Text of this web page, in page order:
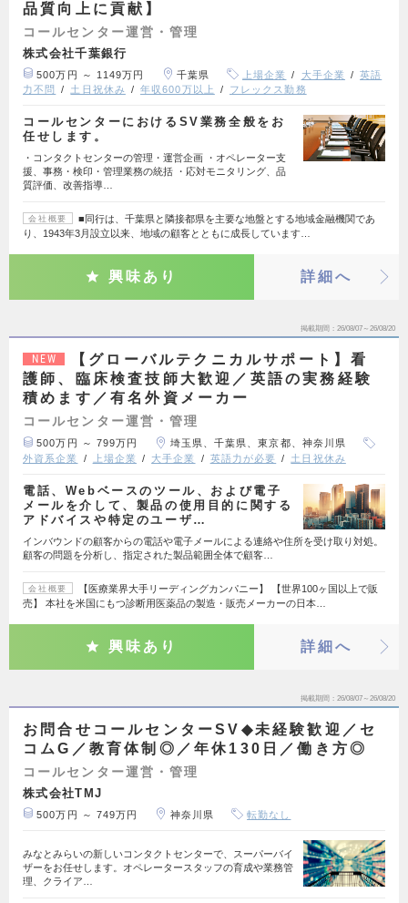
品質向上に貢献】
コールセンター運営・管理
株式会社千葉銀行
500万円 ～ 1149万円 千葉県 上場企業 大手企業
英語
力不問
土日祝休み 年収600万以上 フレックス勤務
コールセンターにおけるSV業務全般をお
任せします。
・コンタクトセンターの管理・運営企画 ・オペレーター支
援、事務・検印・管理業務の統括 ・応対モニタリング、品
質評価、改善指導…
会社概要
■同行は、千葉県と隣接都県を主要な地盤とする地域金融機関であ
り、1943年3月設立以来、地域の顧客とともに成長しています…
興味あり 詳細へ
掲載期間 26/08/07～26/08/20
NEW
【グローバルテクニカルサポート】看
護師、臨床検査技師大歓迎／英語の実務経験
積めます／有名外資メーカー
コールセンター運営・管理
500万円 ～ 799万円
埼玉県、千葉県、東京都、神奈川県
外資系企業
上場企業 大手企業 英語力が必要 土日祝休み
電話、Webベースのツール、および電子
メールを介して、製品の使用目的に関する
アドバイスや特定のユーザ…
インバウンドの顧客からの電話や電子メールによる連絡や住所を受け取り対処。
顧客の問題を分析し、指定された製品範囲全体で顧客…
会社概要
【医療業界大手リーディングカンパニー】 【世界100ヶ国以上で販
売】 本社を米国にもつ診断用医薬品の製造・販売メーカーの日本…
興味あり 詳細へ
掲載期間 26/08/07～26/08/20
お問合せコールセンターSV◆未経験歓迎／セ
コムG／教育体制◎／年休130日／働き方◎
コールセンター運営・管理
株式会社TMJ
500万円 ～ 749万円 神奈川県 転勤なし
みなとみらいの新しいコンタクトセンターで、スーパーバイ
ザーをお任せします。オペレータースタッフの育成や業務管
理、クライア…